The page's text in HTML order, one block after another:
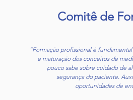
Comitê de
“Formação profissional é
e maturação dos conceitos de
pouco sabe sobre cuidado de
segurança do paciente.
oportunidades de